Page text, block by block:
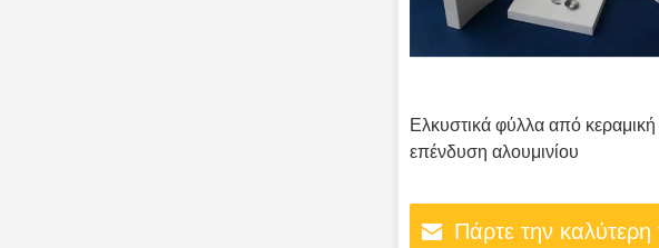
Ελκυστικά φύλλα από κεραμική
επένδυση αλουμινίου
Πάρτε την καλύτερη